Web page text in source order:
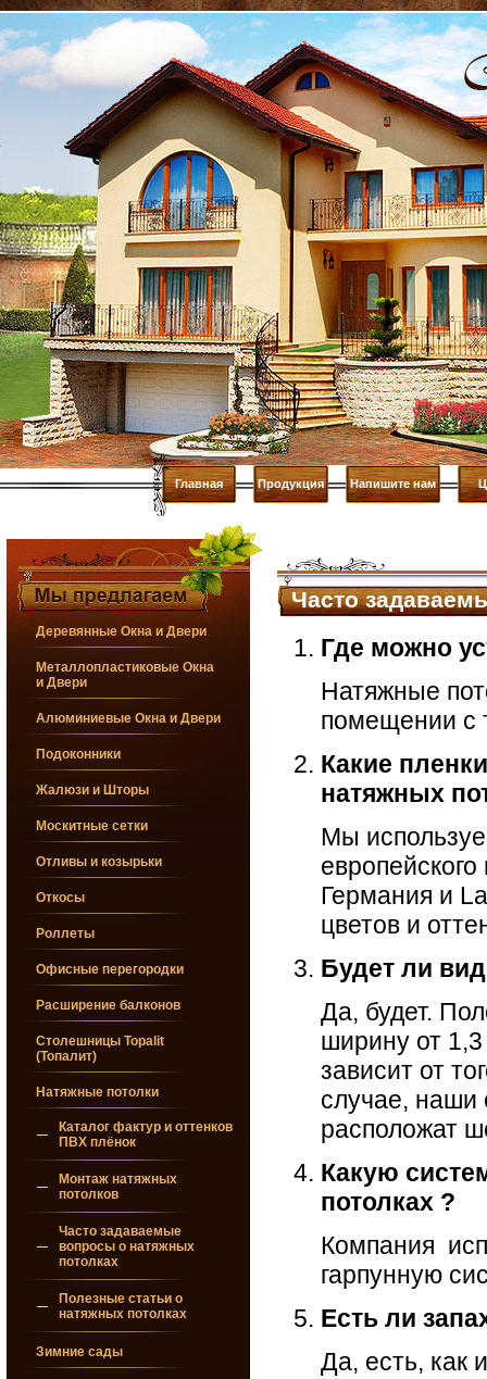
Главная Продукция Напишите нам
Деревянные Окна и Двери
Металлопластиковые Окна
и Двери
Алюминиевые Окна и Двери
Подоконники
Жалюзи и Шторы
Москитные сетки
Отливы и козырьки
Откосы
Роллеты
Офисные перегородки
Расширение балконов
Столешницы Topalit
(Топалит)
Натяжные потолки
Каталог фактур и оттенков
ПВХ плёнок
Монтаж натяжных
потолков
Часто задаваемые
вопросы о натяжных
потолках
Полезные статьи о
натяжных потолках
Зимние сады
Часто
Где можно
Натяжные
помещении с
Какие
натяжных
Мы
Германия и
цветов и
Будет ли
Да, будет.
ширину от
зависит от
случае, наши
расположат
Какую
потолках ?
Компания
гарпунную
Есть ли
Да, есть, как